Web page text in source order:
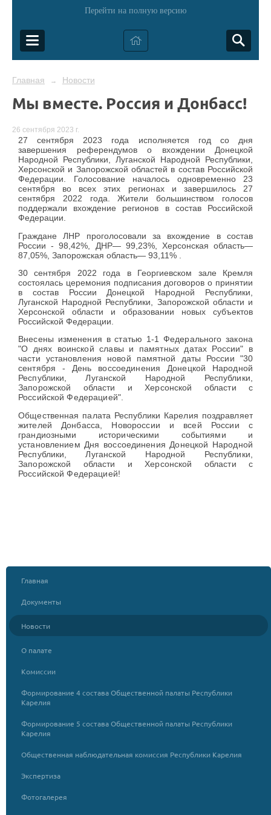
Перейти на полную версию
Главная → Новости
Мы вместе. Россия и Донбасс!
26 сентября 2023 г.
27 сентября 2023 года исполняется год со дня
завершения референдумов о вхождении Донецкой
Народной Республики, Луганской Народной Республики,
Херсонской и Запорожской областей в состав Российской
Федерации. Голосование началось одновременно 23
сентября во всех этих регионах и завершилось 27
сентября 2022 года. Жители большинством голосов
поддержали вхождение регионов в состав Российской
Федерации.
Граждане ЛНР проголосовали за вхождение в состав
России - 98,42%, ДНР— 99,23%, Херсонская область—
87,05%, Запорожская область— 93,11% .
30 сентября 2022 года в Георгиевском зале Кремля
состоялась церемония подписания договоров о принятии
в состав России Донецкой Народной Республики,
Луганской Народной Республики, Запорожской области и
Херсонской области и образовании новых субъектов
Российской Федерации.
Внесены изменения в статью 1-1 Федерального закона
"О днях воинской славы и памятных датах России" в
части установления новой памятной даты России "30
сентября - День воссоединения Донецкой Народной
Республики, Луганской Народной Республики,
Запорожской области и Херсонской области с
Российской Федерацией".
Общественная палата Республики Карелия поздравляет
жителей Донбасса, Новороссии и всей России с
грандиозными историческими событиями и
установлением Дня воссоединения Донецкой Народной
Республики, Луганской Народной Республики,
Запорожской области и Херсонской области с
Российской Федерацией!
Главная
Документы
Новости
О палате
Комиссии
Формирование 4 состава Общественной палаты Республики
Карелия
Формирование 5 состава Общественной палаты Республики
Карелия
Общественная наблюдательная комиссия Республики Карелия
Экспертиза
Фотогалерея